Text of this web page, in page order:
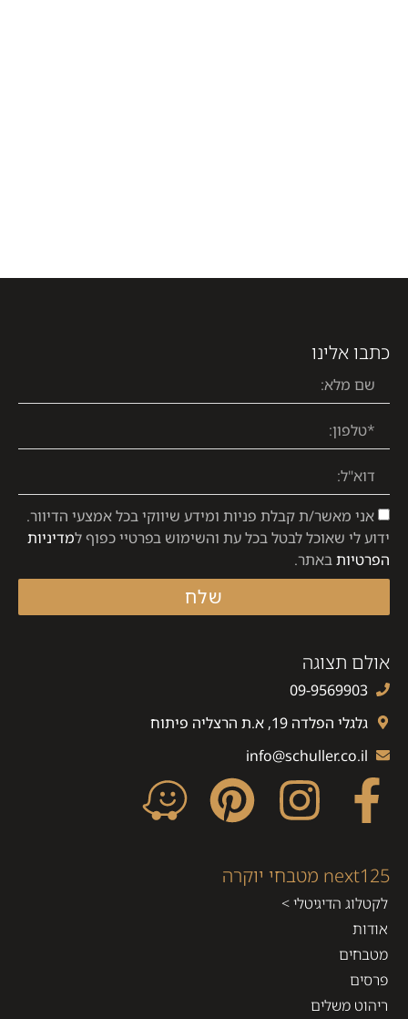
אולם תצוגה
09-9569903
גלגלי הפלדה 19, א.ת הרצליה פיתוח
info@schuller.co.il
next125 מטבחי יוקרה
לקטלוג הדיגיטלי >
אודות
מטבחים
פרסים
ריהוט משלים
כתבו אלינו
אני מאשר/ת קבלת פניות ומידע שיווקי בכל אמצעי הדיוור.
ידוע לי שאוכל לבטל בכל עת והשימוש בפרטיי כפוף למדיניות
הפרטיותבאתר.
שלח